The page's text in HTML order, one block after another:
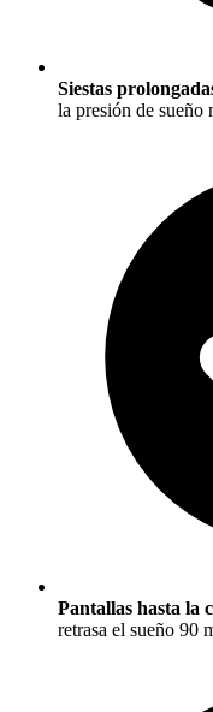
Siestas
la presión de sueño
Pantallas hasta la
retrasa el sueño 90